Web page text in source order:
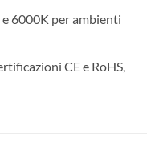
6000K per ambienti
CE e RoHS,